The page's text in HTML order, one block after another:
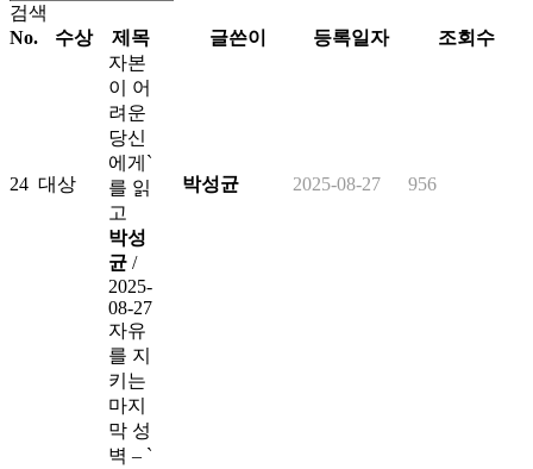
검색
No.
수상 제목 글쓴이 등록일자 조회수
24 대상
자본
이 어
려운
당신
에게`
를 읽
고
박성
균 /
2025-
08-27
박성균 2025-08-27 956
자유
를 지
키는
마지
막 성
벽 – `